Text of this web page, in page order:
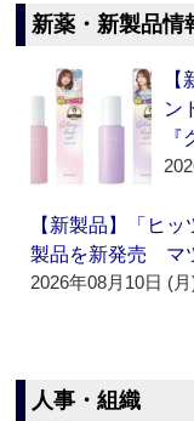
新薬・新製品情
ン
【新製品】「ヒ
製品を新発売 マ
2026年08月10日 (月
人事・組織